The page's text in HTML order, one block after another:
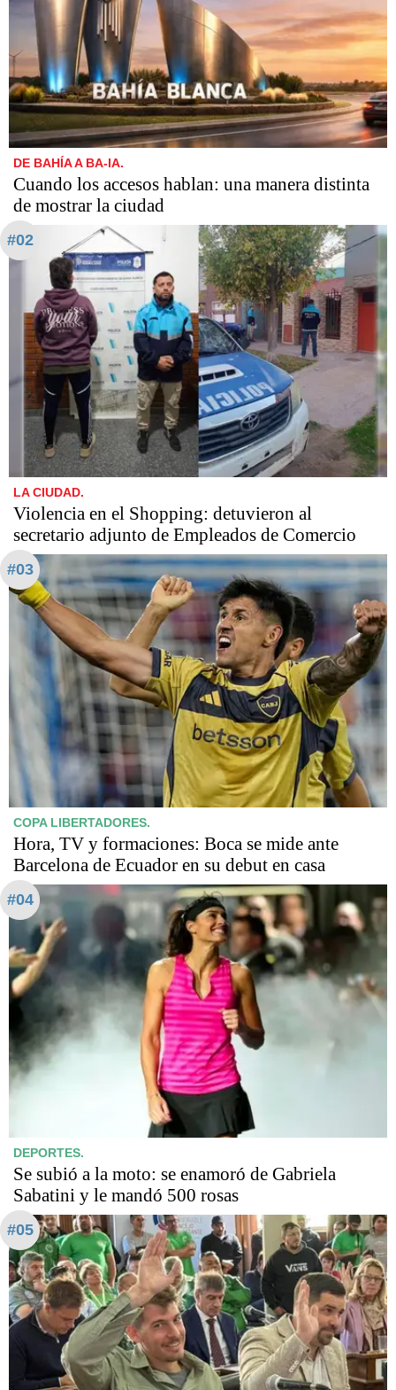
DE BAHÍA A BA-IA.
Cuando los accesos hablan: una manera distinta
de mostrar la ciudad
#02
LA CIUDAD.
Violencia en el Shopping: detuvieron al
secretario adjunto de Empleados de Comercio
#03
COPA LIBERTADORES.
Hora, TV y formaciones: Boca se mide ante
Barcelona de Ecuador en su debut en casa
#04
DEPORTES.
Se subió a la moto: se enamoró de Gabriela
Sabatini y le mandó 500 rosas
#05